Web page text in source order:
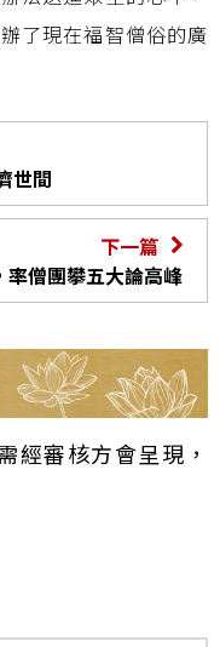
了現在福智僧俗的廣
世間
下一篇
僧團攀五大論高峰
經審核方會呈現，